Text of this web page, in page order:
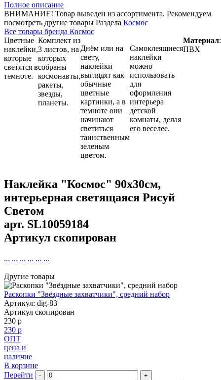
Полное описание
ВНИМАНИЕ! Товар выведен из ассортимента. Рекомендуем
посмотреть другие товары Раздела Космос
Все товары бренда Космос
Цветные
наклейки,
которые
светятся в
темноте.
Комплект из
3 листов, на
которых
собраны
космонавты,
ракеты,
звезды,
планеты.
Днём или на
свету,
наклейки
выглядят как
обычные
цветные
картинки, а в
темноте они
начинают
светиться
таинственным
зеленым
цветом.
Самоклеящиеся
наклейки
можно
использовать
для
оформления
интерьера
детской
комнаты, делая
его веселее.
Материал:
ПВХ
Наклейка "Космос" 90х30см,
интерьерная светящаяся Рисуй
Светом
арт. SL10059184
Артикул скопирован
... ... ... ... ... ...
Другие товары
Раскопки "Звёздные захватчики", средний набор
Артикул: dig-83
Артикул скопирован
230 р
230 р
ОПТ
цена и
наличие
В корзине
Перейти
- +